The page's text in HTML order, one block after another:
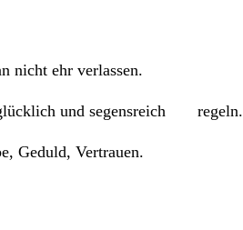
nicht ehr verlassen.
glücklich und segensreich regeln.
Geduld, Vertrauen.